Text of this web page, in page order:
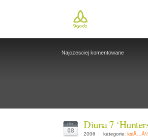
Najczesciej komentowane
dec
08 Diuna 7
2006 kategorie: